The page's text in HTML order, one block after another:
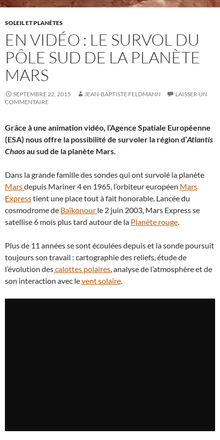
SOLEIL ET PLANÈTES
EN VIDÉO : LE SURVOL DU
PÔLE SUD DE LA PLANÈTE
MARS
SEPTEMBRE 22, 2015 JEAN-BAPTISTE FELDMANN
LAISSER UN
COMMENTAIRE
Grâce à une animation vidéo, l’Agence Spatiale Européenne
(ESA) nous offre la possibilité de survoler la région d’Atlantis
Chaosau sud de la planète Mars.
Dans la grande famille des sondes qui ont survolé la planète
Marsdepuis Mariner 4 en 1965, l’orbiteur européen Mars
Expresstient une place tout à fait honorable. Lancée du
cosmodrome de Baïkonour le 2 juin 2003, Mars Express se
satellise 6 mois plus tard autour de la Planète rouge
Plus de 11 années se sont écoulées depuis et la sonde poursuit
toujours son travail : cartographie des reliefs, étude de
l’évolution descalottes polaires , analyse de l’atmosphère et de
son interaction avec levent solaire